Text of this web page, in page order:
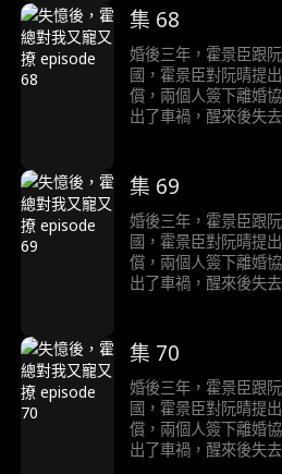
行人都送進了監獄後
集 68
婚後三年，霍景臣跟
國，霍景臣對阮晴提
償，兩個人簽下離婚
出了車禍，醒來後失
行人都送進了監獄後
集 69
婚後三年，霍景臣跟
國，霍景臣對阮晴提
償，兩個人簽下離婚
出了車禍，醒來後失
行人都送進了監獄後
集 70
婚後三年，霍景臣跟
國，霍景臣對阮晴提
償，兩個人簽下離婚
出了車禍，醒來後失